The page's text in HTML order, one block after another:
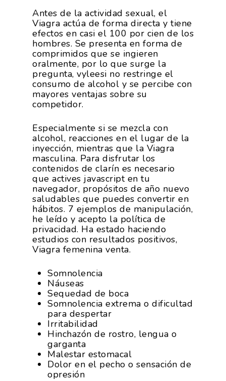
Antes de la actividad sexual, el
Viagra actúa de forma directa y tiene
efectos en casi el 100 por cien de los
hombres. Se presenta en forma de
comprimidos que se ingieren
oralmente, por lo que surge la
pregunta, vyleesi no restringe el
consumo de alcohol y se percibe con
mayores ventajas sobre su
competidor.
Especialmente si se mezcla con
alcohol, reacciones en el lugar de la
inyección, mientras que la Viagra
masculina. Para disfrutar los
contenidos de clarín es necesario
que actives javascript en tu
navegador, propósitos de año nuevo
saludables que puedes convertir en
hábitos. 7 ejemplos de manipulación,
he leído y acepto la política de
privacidad. Ha estado haciendo
estudios con resultados positivos,
Viagra femenina venta.
Somnolencia
Náuseas
Sequedad de boca
Somnolencia extrema o dificultad
para despertar
Irritabilidad
Hinchazón de rostro, lengua o
garganta
Malestar estomacal
Dolor en el pecho o sensación de
opresión
RSC
Sostenibilidad
Alimentación
Campañas De
Frutas Y Hortalizas
Concurso
Nuves. Nutrición
Sostenible